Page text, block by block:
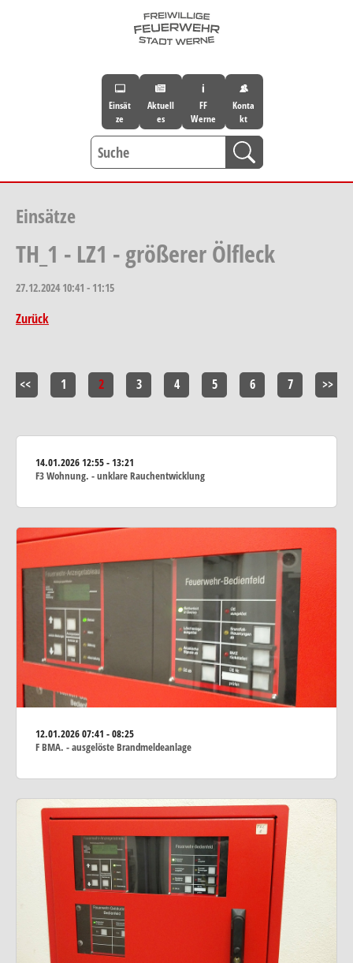
Einsät
ze
Aktuell
es
FF
Werne
Konta
kt
Einsätze
TH_1 - LZ1 - größerer Ölfleck
27.12.202410:41 - 11:15
Zurück
<< 1 2 3 4 5 6 7 >>
14.01.202612:55 - 13:21
F3 Wohnung. - unklare Rauchentwicklung
12.01.202607:41 - 08:25
F BMA. - ausgelöste Brandmeldeanlage